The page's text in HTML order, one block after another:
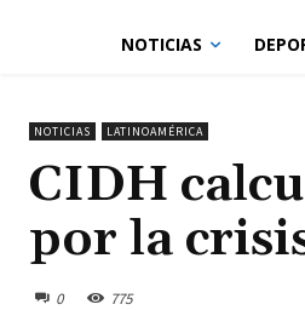
NOTICIAS
NOTICIAS LATINOAMÉRICA
CIDH
por la
0 775